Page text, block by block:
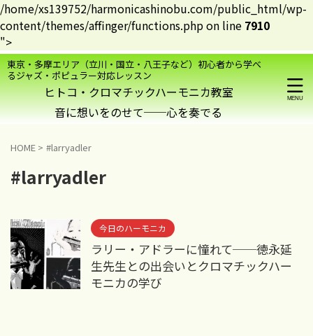
/home/xs139752/harmonicashinobu.com/public_html/wp-
content/themes/affinger/functions.php on line 7910
">
東京・多摩エリア（立川・国立・八王子など）初心者から学べ
るジャズ・ポピュラー対応レッスン
ヒトコ・クロマチックハーモニカ教室
HOME > #larryadler
#larryadler
今日のハーモニカ
ラリー・アドラーに憧れて──徳永延
生先生との出会いとクロマチックハー
モニカの学び